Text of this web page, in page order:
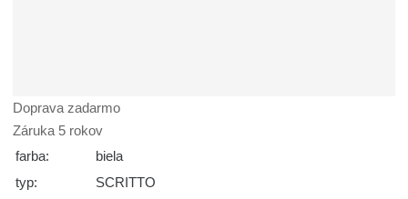
Doprava zadarmo
Záruka 5 rokov
farba:
biela
typ:
SCRITTO